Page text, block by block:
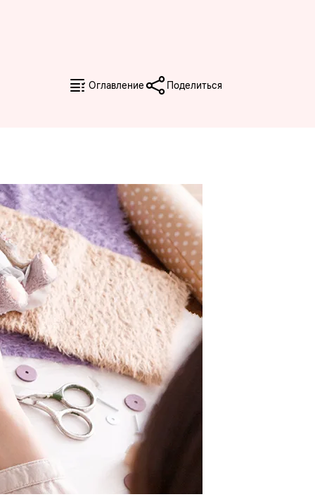
Оглавление Поделиться